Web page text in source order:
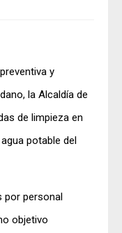
y
la Alcaldía de
de limpieza en
potable del
por personal
objetivo